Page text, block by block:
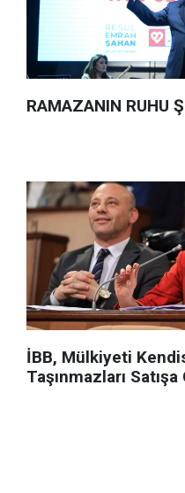
RAMAZANIN RUHU
İBB, Mülkiyeti
Taşınmazları Satışa